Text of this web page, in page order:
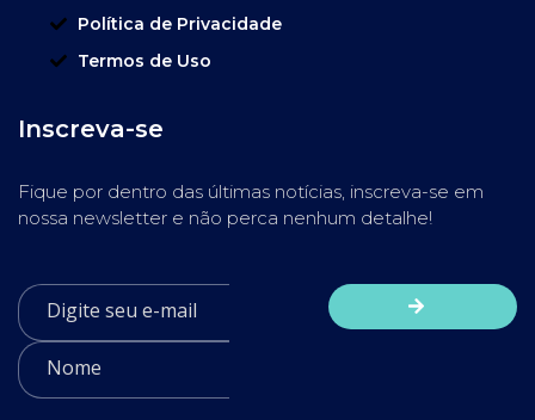
Política de Privacidade
Termos de Uso
Inscreva-se
Fique por dentro das últimas notícias, inscreva-se em
nossa newsletter e não perca nenhum detalhe!